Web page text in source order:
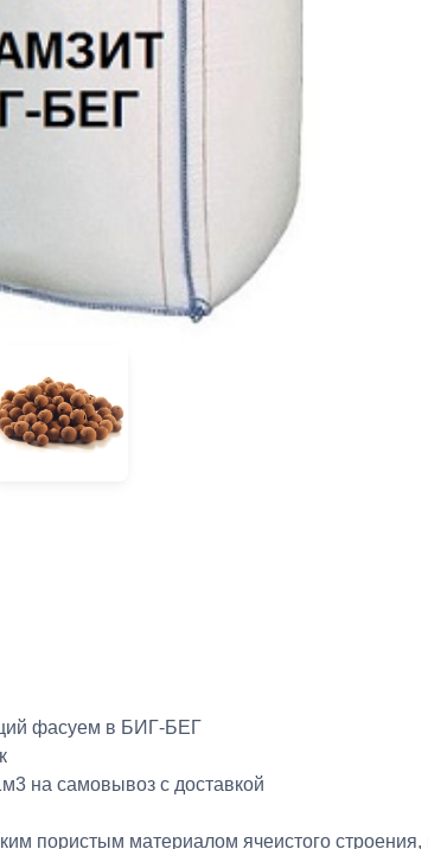
фасуем в БИГ-БЕГ
на самовывоз с доставкой
пористым материалом ячеистого